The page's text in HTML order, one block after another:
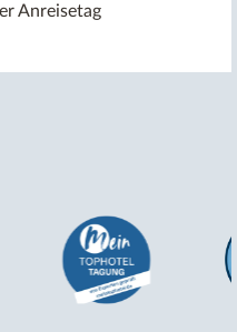
Anreisetag